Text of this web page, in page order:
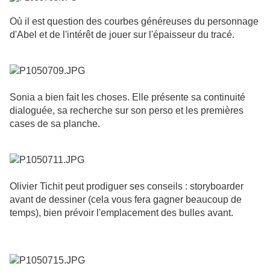
Où il est question des courbes généreuses du personnage
d'Abel et de l'intérêt de jouer sur l'épaisseur du tracé.
Sonia a bien fait les choses. Elle présente sa continuité
dialoguée, sa recherche sur son perso et les premières
cases de sa planche.
Olivier Tichit peut prodiguer ses conseils : storyboarder
avant de dessiner (cela vous fera gagner beaucoup de
temps), bien prévoir l'emplacement des bulles avant.